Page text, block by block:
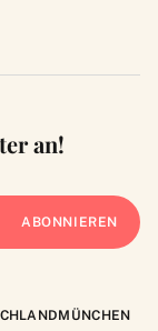
MÜNCHEN
an!